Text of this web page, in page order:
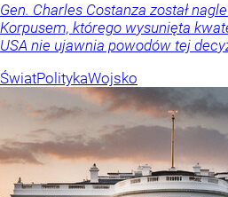
Gen. Charles Costanza został
Korpusem, którego wysunięta
USA nie ujawnia powodów tej
ŚwiatPolitykaWojsko